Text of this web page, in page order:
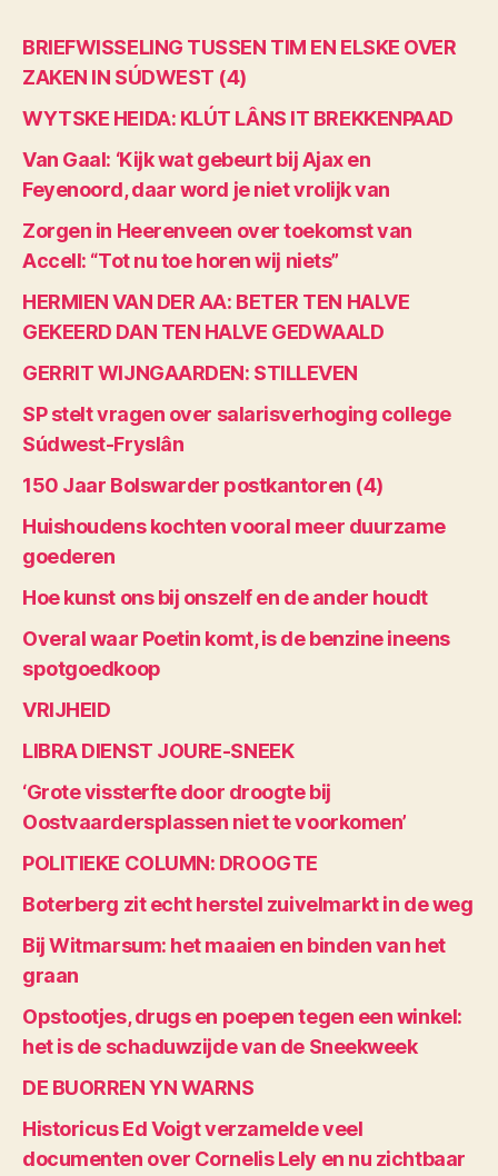
BRIEFWISSELING TUSSEN TIM EN ELSKE OVER
ZAKEN IN SÚDWEST (4)
WYTSKE HEIDA: KLÚT LÂNS IT BREKKENPAAD
Van Gaal: ‘Kijk wat gebeurt bij Ajax en
Feyenoord, daar word je niet vrolijk van
Zorgen in Heerenveen over toekomst van
Accell: “Tot nu toe horen wij niets”
HERMIEN VAN DER AA: BETER TEN HALVE
GEKEERD DAN TEN HALVE GEDWAALD
GERRIT WIJNGAARDEN: STILLEVEN
SP stelt vragen over salarisverhoging college
Súdwest-Fryslân
150 Jaar Bolswarder postkantoren (4)
Huishoudens kochten vooral meer duurzame
goederen
Hoe kunst ons bij onszelf en de ander houdt
Overal waar Poetin komt, is de benzine ineens
spotgoedkoop
VRIJHEID
LIBRA DIENST JOURE-SNEEK
‘Grote vissterfte door droogte bij
Oostvaardersplassen niet te voorkomen’
POLITIEKE COLUMN: DROOGTE
Boterberg zit echt herstel zuivelmarkt in de weg
Bij Witmarsum: het maaien en binden van het
graan
Opstootjes, drugs en poepen tegen een winkel:
het is de schaduwzijde van de Sneekweek
DE BUORREN YN WARNS
Historicus Ed Voigt verzamelde veel
documenten over Cornelis Lely en nu zichtbaar